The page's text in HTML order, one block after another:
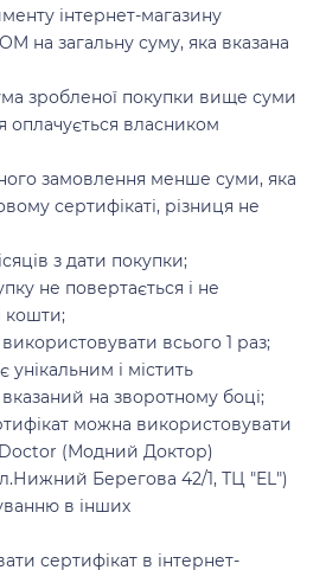
інтернет-магазину
на загальну суму, яка вказана
зробленої покупки вище суми
оплачується власником
замовлення менше суми, яка
сертифікаті, різниця не
з дати покупки;
не повертається і не
кошти;
всього 1 раз;
і містить
на зворотному боці;
можна використовувати
(Модний Доктор)
Берегова 42/1, ТЦ "EL")
в інших
сертифікат в інтернет-